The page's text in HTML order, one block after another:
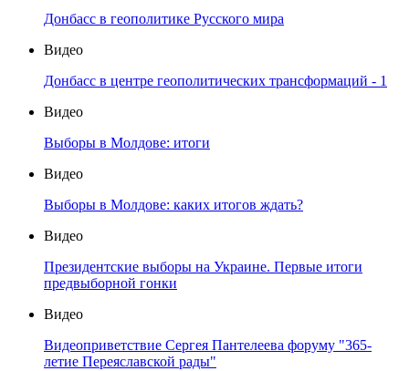
Донбасс в геополитике Русского мира
Видео
Донбасс в центре геополитических трансформаций - 1
Видео
Выборы в Молдове: итоги
Видео
Выборы в Молдове: каких итогов ждать?
Видео
Президентские выборы на Украине. Первые итоги
предвыборной гонки
Видео
Видеоприветствие Сергея Пантелеева форуму "365-
летие Переяславской рады"